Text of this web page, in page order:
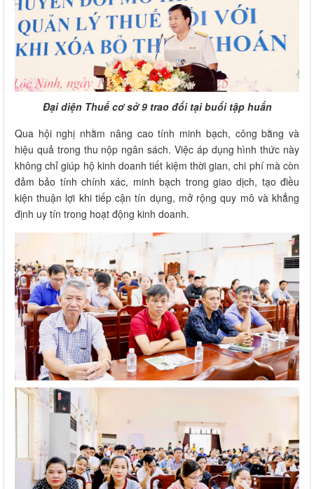
Đại diện Thuế cơ sở 9 trao đổi tại buổi tập huấn
Qua hội nghị nhằm nâng cao tính minh bạch, công bằng và
hiệu quả trong thu nộp ngân sách. Việc áp dụng hình thức này
không chỉ giúp hộ kinh doanh tiết kiệm thời gian, chi phí mà còn
đảm bảo tính chính xác, minh bạch trong giao dịch, tạo điều
kiện thuận lợi khi tiếp cận tín dụng, mở rộng quy mô và khẳng
định uy tín trong hoạt động kinh doanh.